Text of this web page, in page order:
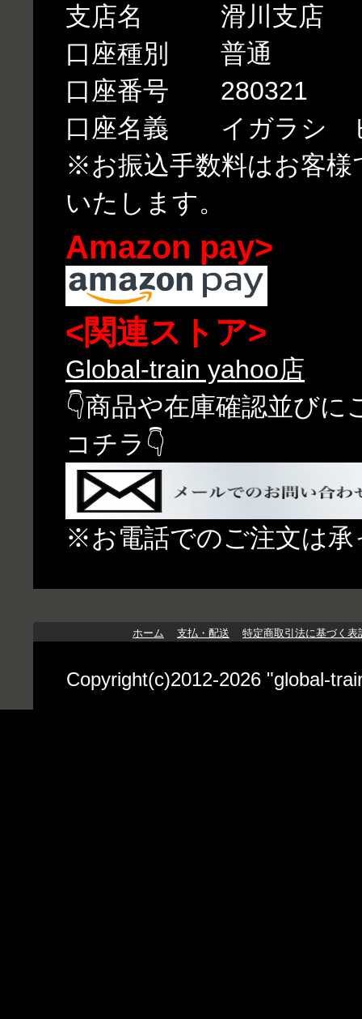
支店名 滑川支店
口座種別 普通
口座番号 280321
口座名義 イガラシ
※お振込手数料はお客
いたします。
Amazon pay>
<関連ストア>
Global-train yahoo店
👇商品や在庫確認並び
コチラ👇
※お電話でのご注文は
ホーム 支払・配送 特定商取引法に基づく表
Copyright(c)2012-2026 "global-